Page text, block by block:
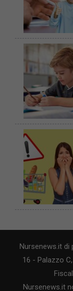
Nursenews.it di
16 - Palazzo
Nursenews.it